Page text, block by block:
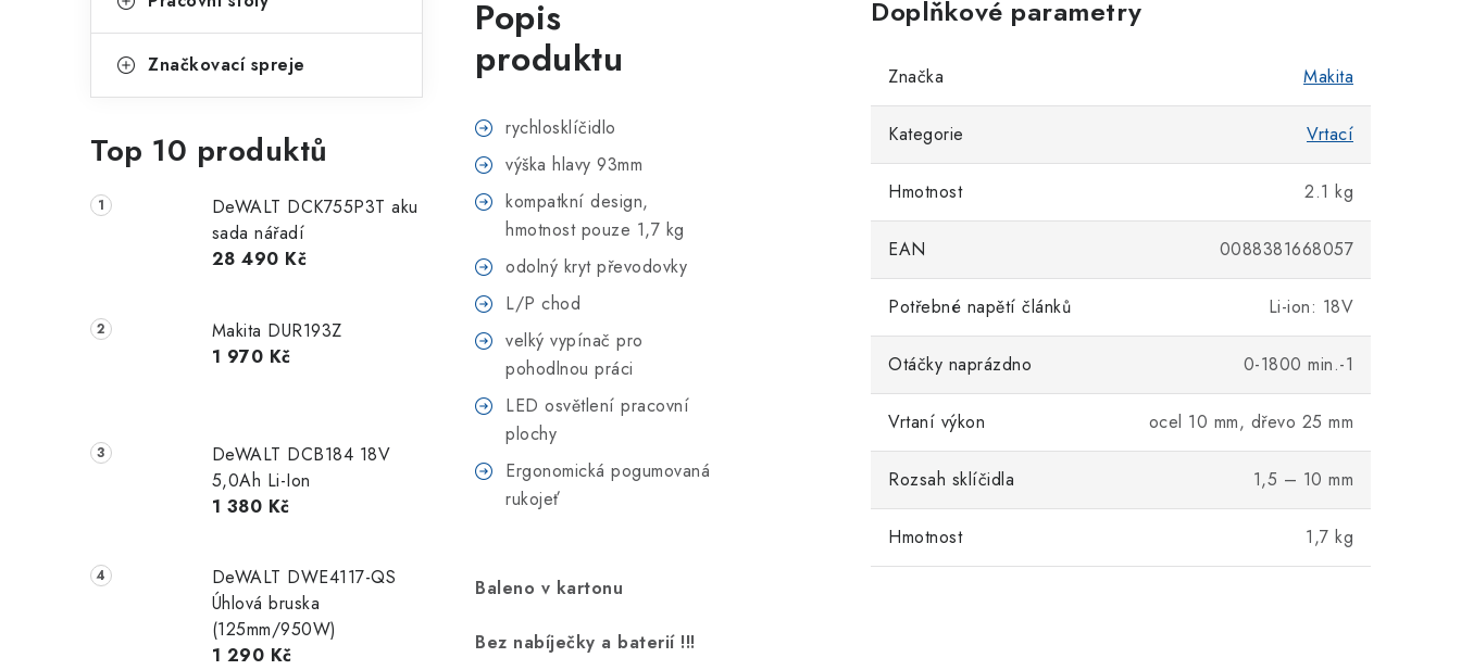
Značkovací spreje
Top 10 produktů
DeWALT DCK755P3T aku
sada nářadí
28 490 Kč
Makita DUR193Z
1 970 Kč
DeWALT DCB184 18V
5,0Ah Li-Ion
1 380 Kč
DeWALT DWE4117-QS
Úhlová bruska
(125mm/950W)
1 290 Kč
Popis
produktu
rychlosklíčidlo
výška hlavy 93mm
kompatkní design,
hmotnost pouze 1,7 kg
odolný kryt převodovky
L/P chod
velký vypínač pro
pohodlnou práci
LED osvětlení pracovní
plochy
Ergonomická pogumovaná
rukojeť
Baleno v kartonu
Bez nabíječky a baterií !!!
Doplňkové parametry
Značka Makita
Kategorie Vrtací
Hmotnost 2.1 kg
EAN 0088381668057
Potřebné napětí článků Li-ion: 18V
Otáčky naprázdno 0-1800 min.-1
Vrtaní výkon ocel 10 mm, dřevo 25 mm
Rozsah sklíčidla 1,5 – 10 mm
Hmotnost 1,7 kg